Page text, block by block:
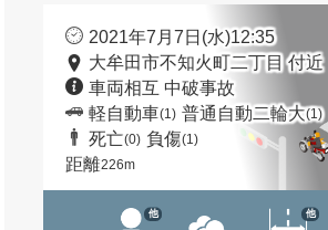
2021年7月7日(水)12:35
大牟田市不知火町二丁目 付近
車両相互 中破事故
軽自動車(1) 普通自動二輪大(1)
死亡(0) 負傷(1)
距離226m
他 他